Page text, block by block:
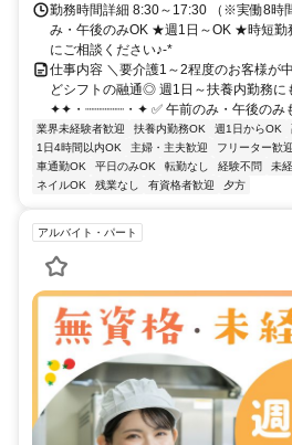
勤務時間詳細 8:30～17:30 （※実働8時
み・午後のみOK ★週1日～OK ★時短勤
にご相談ください♪-*
仕事内容 ＼要介護1～2程度のお客様が
どシフトの融通◎ 週1日～扶養内勤務に
✦✦・┈┈┈┈┈・✦ ✅ 午前のみ・午後のみ
業界未経験者歓迎 扶養内勤務OK 週1日からOK
1日4時間以内OK
主婦・主夫歓迎 フリーター歓迎
車通勤OK
平日のみOK 転勤なし 経験不問 未
ネイルOK
残業なし 有資格者歓迎 夕方
アルバイト・パート